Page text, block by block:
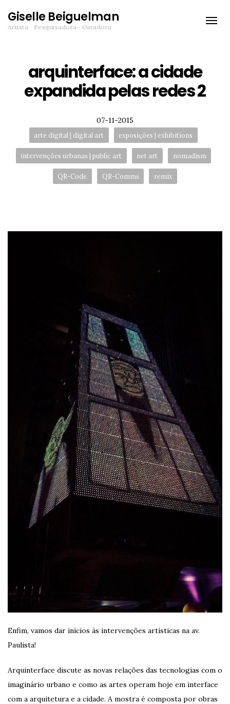
Giselle Beiguelman
Artista · Pesquisadora · Curadora
Toggle
arquinterface: a cidade
expandida pelas redes 2
Posted
07-11-2015
Tags:
arte digital | digital art exposições | exhibitions
intervenções urbanas | public art net art nomadism
QR-Code QR-Comms remix
Enfim, vamos dar inícios às intervenções artísticas na av.
Paulista!
Arquinterface discute as novas relações das tecnologias com o
imaginário urbano e como as artes operam hoje em interface
com a arquitetura e a cidade. A mostra é composta por obras